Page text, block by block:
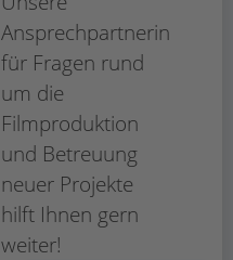
Ansprechpartnerin
für Fragen rund
um die
Filmproduktion
und Betreuung
neuer Projekte
hilft Ihnen gern
weiter!